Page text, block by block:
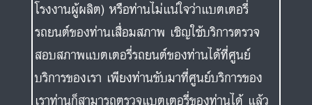
เราท่านก็สามารถตรวจแบตเตอรี่ของท่านได้ แล้ว
ครับ ฟรีไม่มีค่าใช้จ่ายใดๆ ร้านแบตเตอรี่รถยนต์
โชคบัญชา ในพื้นที่ พร้อมบริการเปลี่ยนแบตเตอรี่
รถยนต์ นอกสถานที่ ไม่มีค่าแรง.